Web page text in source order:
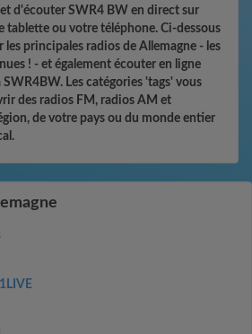
d'écouter SWR4 BW en direct sur
tablette ou votre téléphone. Ci-dessous
principales radios de Allemagne - les
! - et également écouter en ligne
Les catégories 'tags' vous
des radios FM, radios AM et
de votre pays ou du monde entier